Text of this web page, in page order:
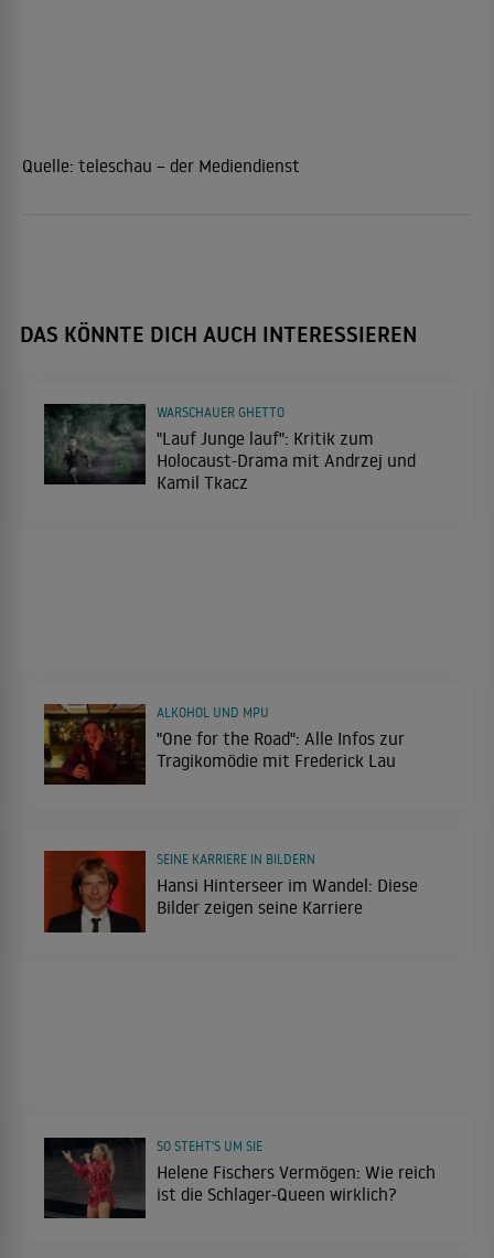
Quelle: teleschau – der Mediendienst
DAS KÖNNTE DICH AUCH INTERESSIEREN
"Lauf Junge lauf": Kritik zum
Holocaust-Drama mit Andrzej und
Kamil Tkacz
WARSCHAUER GHETTO
"One for the Road": Alle Infos zur
Tragikomödie mit Frederick Lau
ALKOHOL UND MPU
Hansi Hinterseer im Wandel: Diese
Bilder zeigen seine Karriere
SEINE KARRIERE IN BILDERN
Helene Fischers Vermögen: Wie reich
ist die Schlager-Queen wirklich?
SO STEHT'S UM SIE